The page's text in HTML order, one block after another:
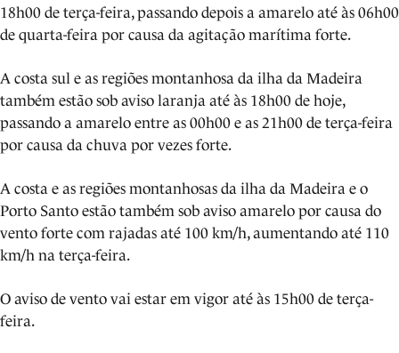
18h00 de terça-feira, passando depois a amarelo até às 06h00
de quarta-feira por causa da agitação marítima forte.
A costa sul e as regiões montanhosa da ilha da Madeira
também estão sob aviso laranja até às 18h00 de hoje,
passando a amarelo entre as 00h00 e as 21h00 de terça-feira
por causa da chuva por vezes forte.
A costa e as regiões montanhosas da ilha da Madeira e o
Porto Santo estão também sob aviso amarelo por causa do
vento forte com rajadas até 100 km/h, aumentando até 110
km/h na terça-feira.
O aviso de vento vai estar em vigor até às 15h00 de terça-
feira.